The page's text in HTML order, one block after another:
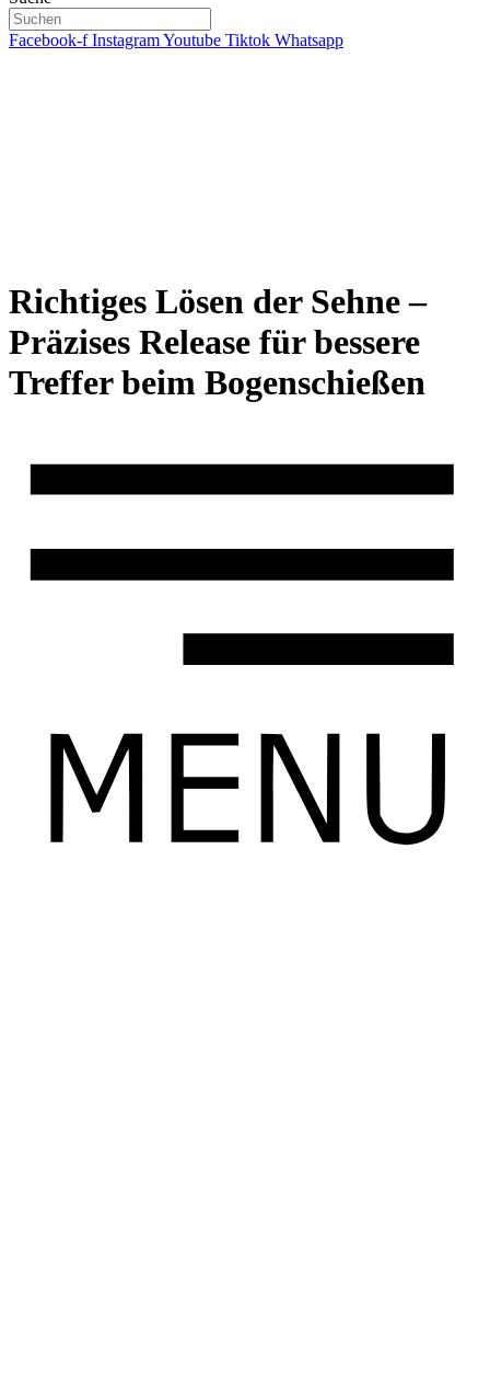
Facebook-f InstagramYoutube Tiktok Whatsapp
Richtiges Lösen der Sehne –
Präzises Release für bessere
Treffer beim Bogenschießen